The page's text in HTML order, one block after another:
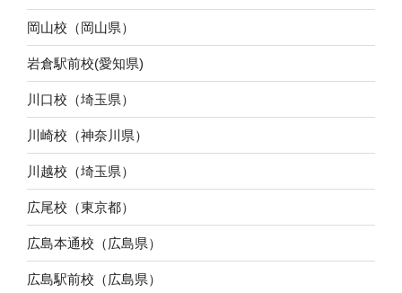
岡山校（岡山県）
岩倉駅前校(愛知県)
川口校（埼玉県）
川崎校（神奈川県）
川越校（埼玉県）
広尾校（東京都）
広島本通校（広島県）
広島駅前校（広島県）